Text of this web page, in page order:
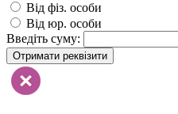
Від фіз. особи
Від юр. особи
Введіть суму:
Отримати реквізити